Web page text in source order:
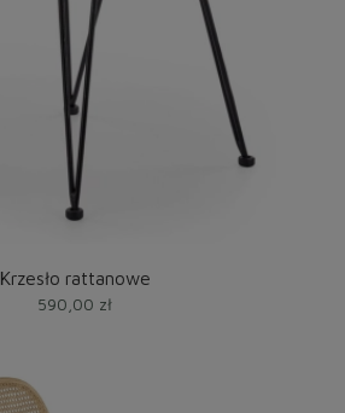
Krzesło rattanowe
590,00 zł